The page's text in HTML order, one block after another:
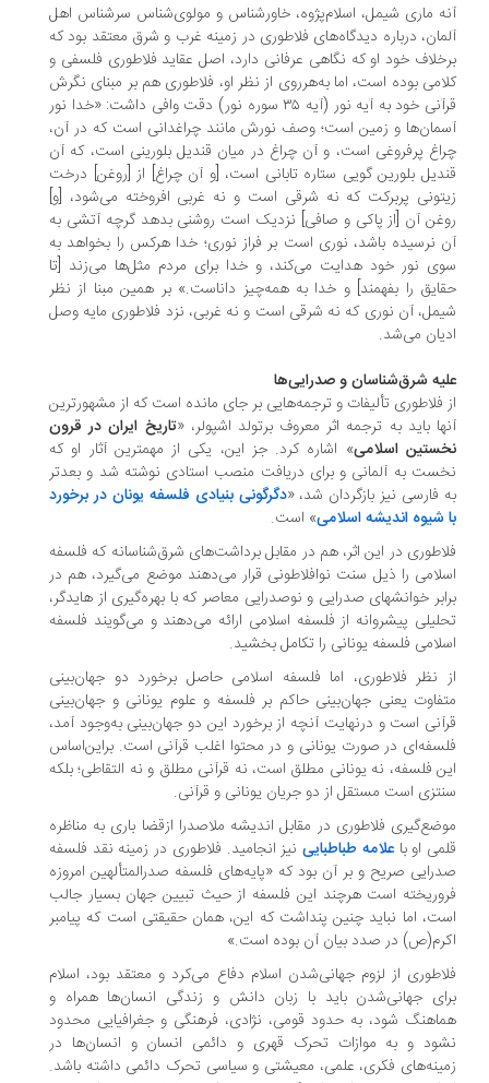
ماری شیمل، اسلام‌پژوه، خاورشناس و مولوی‌شناس سرشناس اهل
درباره دیدگاه‌های فلاطوری در زمینه غرب و شرق معتقد بود که
خود او که نگاهی عرفانی دارد، اصل عقاید فلاطوری فلسفی و
بوده است، اما به‌هرروی از نظر او، فلاطوری هم بر مبنای نگرش
قرآنی خود به آیه نور (آیه ۳۵ سوره نور) دقت وافی داشت: «خدا نور
و زمین است؛ وصف نورش مانند چراغدانی است که در آن،
پرفروغی است، و آن چراغ در میان قندیل بلورینی است، که آن
بلورین گویی ستاره تابانی است، [و آن چراغ] از [روغن] درخت
پربرکت که نه شرقی است و نه غربی افروخته می‌شود، [و]
آن [از پاکی و صافی] نزدیک است روشنی بدهد گرچه آتشی به
نرسیده باشد، نوری است بر فراز نوری؛ خدا هرکس را بخواهد به
نور خود هدایت می‌کند، و خدا برای مردم مثل‌ها می‌زند [تا
را بفهمند] و خدا به همه‌چیز داناست.» بر همین مبنا از نظر
آن نوری که نه شرقی است و نه غربی، نزد فلاطوری مایه وصل
می‌شد.
شرق‌شناسان و صدرایی‌ها
فلاطوری تألیفات و ترجمه‌هایی بر جای مانده است که از مشهورترین
باید به ترجمه اثر معروف برتولد اشپولر، «تاریخ ایران در قرون
اسلامی» اشاره کرد. جز این، یکی از مهمترین آثار او که
به آلمانی و برای دریافت منصب استادی نوشته شد و بعدتر
فارسی نیز بازگردان شد، « دگرگونی بنیادی فلسفه یونان در برخورد
شیوه اندیشه اسلامی» است.
در این اثر، هم در مقابل برداشت‌های شرق‌شناسانه که فلسفه
را ذیل سنت نوافلاطونی قرار می‌دهند موضع می‌گیرد، هم در
خوانشهای صدرایی و نوصدرایی معاصر که با بهره‌گیری از هایدگر،
پیشروانه از فلسفه اسلامی ارائه می‌دهند و می‌گویند فلسفه
فلسفه یونانی را تکامل بخشید.
نظر فلاطوری، اما فلسفه اسلامی حاصل برخورد دو جهان‌بینی
یعنی جهان‌بینی حاکم بر فلسفه و علوم یونانی و جهان‌بینی
است و درنهایت آنچه از برخورد این دو جهان‌بینی به‌وجود آمد،
در صورت یونانی و در محتوا اغلب قرآنی است. براین‌اساس
فلسفه، نه یونانی مطلق است، نه قرآنی مطلق و نه التقاطی؛ بلکه
است مستقل از دو جریان یونانی و قرآنی.
فلاطوری در مقابل اندیشه ملاصدرا ازقضا باری به مناظره
او باعلامه طباطبایینیز انجامید. فلاطوری در زمینه نقد فلسفه
صریح و بر آن بود که «پایه‌های فلسفه صدرالمتألهین امروزه
است هرچند این فلسفه از حیث تبیین جهان بسیار جالب
اما نباید چنین پنداشت که این، همان حقیقتی است که پیامبر
در صدد بیان آن بوده است.»
از لزوم جهانی‌شدن اسلام دفاع می‌کرد و معتقد بود، اسلام
جهانی‌شدن باید با زبان دانش و زندگی انسان‌ها همراه و
شود، به حدود قومی، نژادی، فرهنگی و جغرافیایی محدود
و به موازات تحرک قهری و دائمی انسان و انسان‌ها در
فکری، علمی، معیشتی و سیاسی تحرک دائمی داشته باشد.